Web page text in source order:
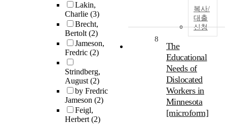
Lakin,
Charlie (3)
Brecht,
Bertolt(2)
Jameson,
Fredric (2)
Strindberg,
August(2)
by Fredric
Jameson (2)
Feigl,
Herbert(2)
복사/
대출
신청
8
The
Educational
Needs of
Dislocated
Workers in
Minnesota
[microform]